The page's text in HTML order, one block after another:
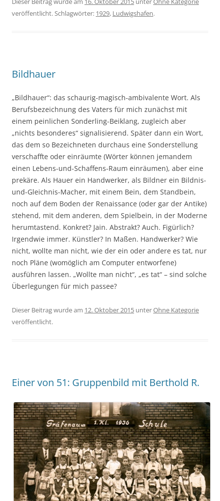
veröffentlicht. Schlagwörter: 1929, Ludwigshafen.
Bildhauer
„Bildhauer“: das schaurig-magisch-ambivalente Wort. Als
Berufsbezeichnung des Vaters für mich zunächst mit
einem peinlichen Sonderling-Beiklang, zugleich aber
„nichts besonderes“ signalisierend. Später dann ein Wort,
das dem so Bezeichneten durchaus eine Sonderstellung
verschaffte oder einräumte (Wörter können jemandem
einen Lebens-und-Schaffens-Raum einräumen), aber eine
prekäre. Als Hauer ein Handwerker, als Bildner ein Bildnis-
und-Gleichnis-Macher, mit einem Bein, dem Standbein,
noch auf dem Boden der Renaissance (oder gar der Antike)
stehend, mit dem anderen, dem Spielbein, in der Moderne
herumtastend. Konkret? Jain. Abstrakt? Auch. Figürlich?
Irgendwie immer. Künstler? In Maßen. Handwerker? Wie
nicht, wollte man nicht, wie der ein oder andere es tat, nur
noch Pläne (womöglich am Computer entworfene)
ausführen lassen. „Wollte man nicht“, „es tat“ – sind solche
Überlegungen für mich passee?
Dieser Beitrag wurde am 12. Oktober 2015 unterOhne Kategorie
veröffentlicht.
Einer von 51: Gruppenbild mit Berthold R.